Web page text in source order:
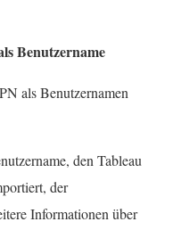
Benutzername
als Benutzernamen
den Tableau
der
Informationen über